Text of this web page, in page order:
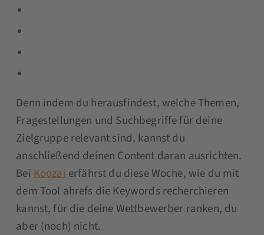
Denn indem du herausfindest, welche Themen,
Fragestellungen und Suchbegriffe für deine
Zielgruppe relevant sind, kannst du
anschließend deinen Content daran ausrichten.
Bei Koozaierfährst du diese Woche, wie du mit
dem Tool ahrefs die Keywords recherchieren
kannst, für die deine Wettbewerber ranken, du
aber (noch) nicht.